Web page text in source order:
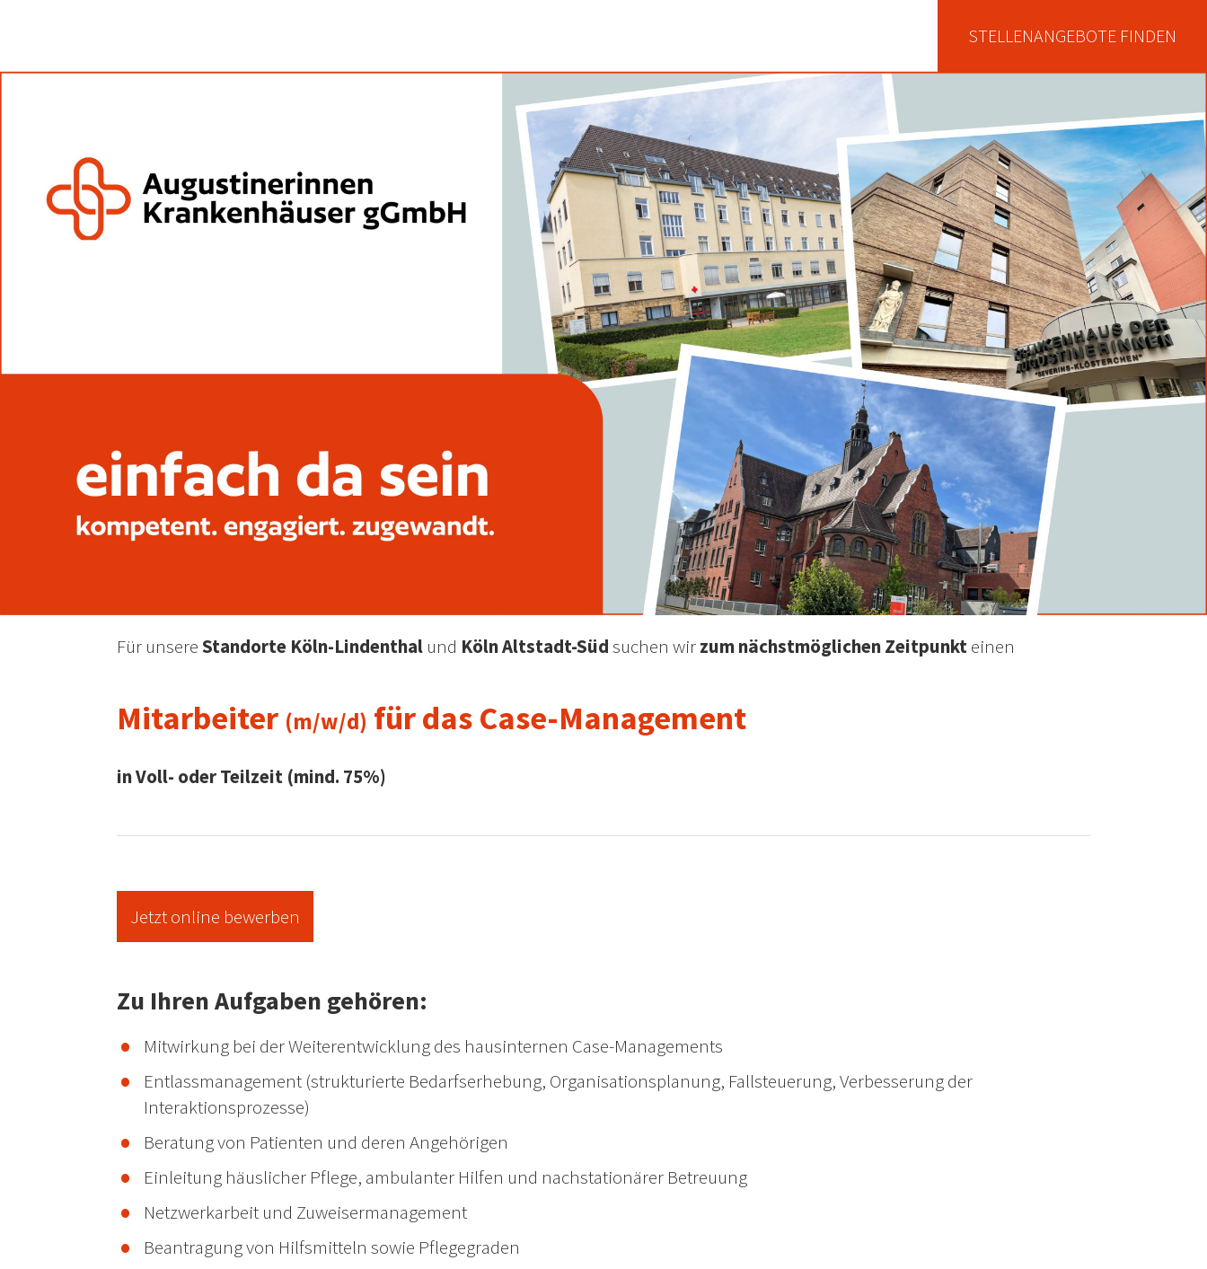
STELLENANGEBOTE FINDEN
Für unsereStandorte Köln-Lindenthal und Köln Altstadt-Südsuchen wirzum nächstmöglichen Zeitpunkteinen
Mitarbeiter (m/w/d) für das Case-Management
in Voll- oder Teilzeit (mind. 75%)
Jetzt online bewerben
Zu Ihren Aufgaben gehören:
Mitwirkung bei der Weiterentwicklung des hausinternen Case-Managements
Entlassmanagement (strukturierte Bedarfserhebung, Organisationsplanung, Fallsteuerung, Verbesserung der
Interaktionsprozesse)
Beratung von Patienten und deren Angehörigen
Einleitung häuslicher Pflege, ambulanter Hilfen und nachstationärer Betreuung
Netzwerkarbeit und Zuweisermanagement
Beantragung von Hilfsmitteln sowie Pflegegraden